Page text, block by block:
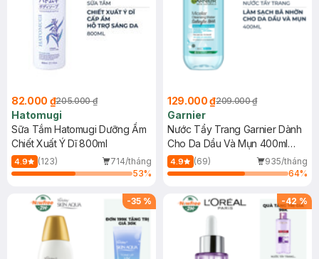
82.000 ₫205.000 ₫
Hatomugi
Sữa Tắm Hatomugi Dưỡng Ẩm
Chiết Xuất Ý Dĩ 800ml
4.9 (123)
714/tháng
53%
129.000 ₫209.000 ₫
Garnier
Nước Tẩy Trang Garnier Dành
Cho Da Dầu Và Mụn 400ml
(Mới)
4.9 (69)
935/tháng
64%
-35 % -42 %